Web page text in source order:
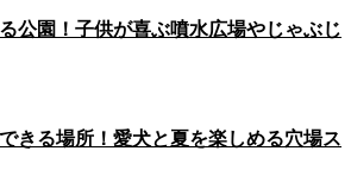
公園！子供が喜ぶ噴水広場やじゃぶじ
きる場所！愛犬と夏を楽しめる穴場ス